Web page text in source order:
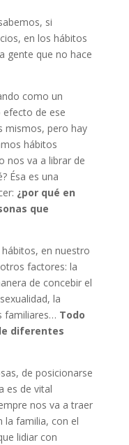
si
en los hábitos
gente que no hace
como un
de ese
mismos, pero hay
hábitos
nos va a librar de
Ésa es una
¿por qué en
que
en nuestro
factores: la
de concebir el
la
familiares… Todo
diferentes
de posicionarse
es de vital
nos va a traer
la familia, con el
lidiar con